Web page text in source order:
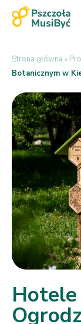
Strona główna »
Botanicznym w